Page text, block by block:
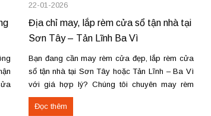
22-01-2026
Địa chỉ may, lắp rèm cửa sổ tận nhà tại
Sơn Tây – Tản Lĩnh Ba Vì
Bạn đang cần may rèm cửa đẹp, lắp rèm cửa
sổ tận nhà tại Sơn Tây hoặc Tản Lĩnh – Ba Vì
với giá hợp lý? Chúng tôi chuyên may rèm
theo yêu cầu, thi công nhanh, đúng mẫu, đúng
tiến độ. Thực tế, chúng tôi vừa hoàn thiện thi
Đọc thêm